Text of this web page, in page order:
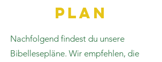
plan
Nachfolgend findest du unsere
Bibellesepläne. Wir empfehlen, die